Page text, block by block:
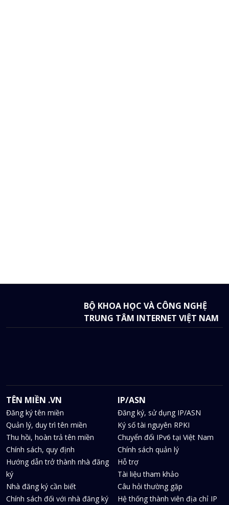
BỘ KHOA HỌC VÀ CÔNG NGHỆ
TRUNG TÂM INTERNET VIỆT NAM
TÊN MIỀN .VN
Đăng ký tên miền
Quản lý, duy trì tên miền
Thu hồi, hoàn trả tên miền
Chính sách, quy định
Hướng dẫn trở thành nhà đăng
ký
Nhà đăng ký cần biết
Chính sách đối với nhà đăng ký
IP/ASN
Đăng ký, sử dụng IP/ASN
Ký số tài nguyên RPKI
Chuyển đổi IPv6 tại Việt Nam
Chính sách quản lý
Hỗ trợ
Tài liệu tham khảo
Câu hỏi thường gặp
Hệ thống thành viên địa chỉ IP